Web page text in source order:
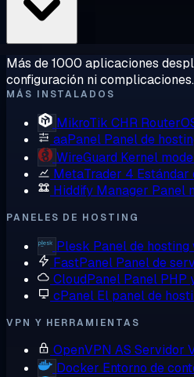
Más de 1000 aplicaciones
configuración ni complicaciones.
MÁS INSTALADOS
MikroTik CHR
aaPanel Panel de
WireGuard Kernel
MetaTrader 4 Estándar
Hiddify Manager Panel
PANELES DE HOSTING
Plesk Panel de
FastPanel Panel de
CloudPanel Panel PHP
cPanel El panel de
VPN Y HERRAMIENTAS
OpenVPN AS Servidor
Docker Entorno de